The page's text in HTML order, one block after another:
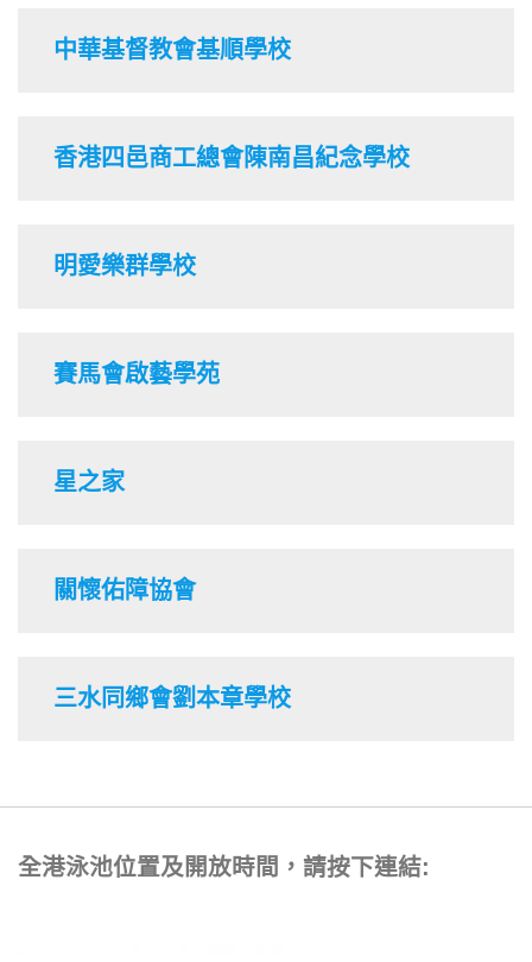
中華基督教會基順學校
香港四邑商工總會陳南昌紀念學校
明愛樂群學校
賽馬會啟藝學苑
星之家
關懷佑障協會
三水同鄉會劉本章學校
全港泳池位置及開放時間，請按下連結: